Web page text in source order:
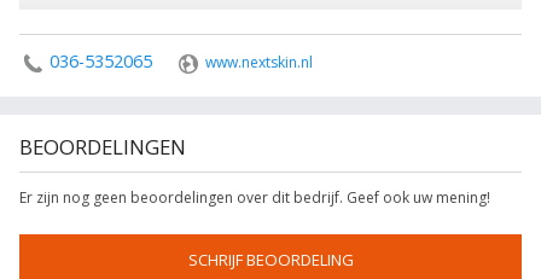
036-5352065 www.nextskin.nl
BEOORDELINGEN
Er zijn nog geen beoordelingen over dit bedrijf. Geef ook uw mening!
SCHRIJF BEOORDELING